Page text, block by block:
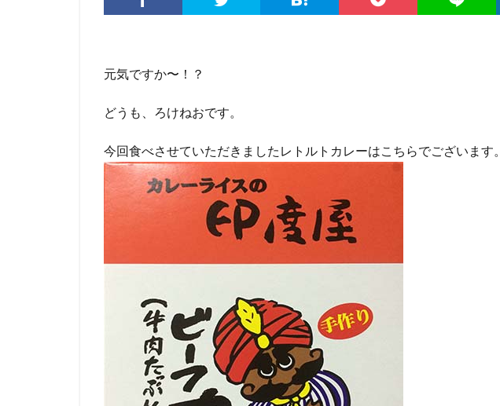
元気ですか〜！？
どうも、ろけねおです。
今回食べさせていただきましたレトルトカレーはこちらでございます。